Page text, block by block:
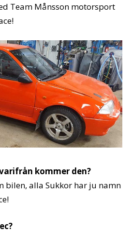
Team Månsson motorsport
kommer den?
bilen, alla Sukkor har ju namn